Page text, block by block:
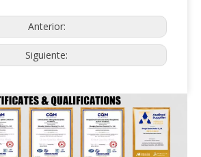
Anterior:
Siguiente: